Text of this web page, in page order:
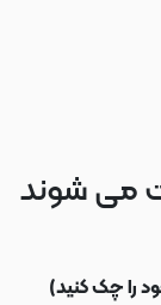
می شوند